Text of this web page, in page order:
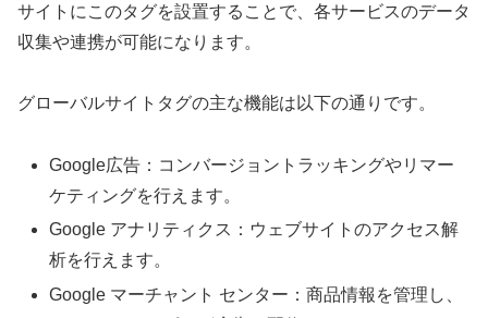
サイトにこのタグを設置することで、各サービスのデータ
収集や連携が可能になります。
グローバルサイトタグの主な機能は以下の通りです。
Google広告：コンバージョントラッキングやリマー
ケティングを行えます。
Google アナリティクス：ウェブサイトのアクセス解
析を行えます。
Google マーチャント センター：商品情報を管理し、